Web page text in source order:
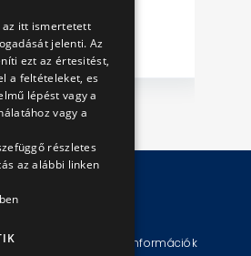
Technikai információk
az itt ismertetett
jelenti. Az
ezt az értesitést,
a feltételeket, es
lépést vagy a
vagy a
részletes
az alábbi linken